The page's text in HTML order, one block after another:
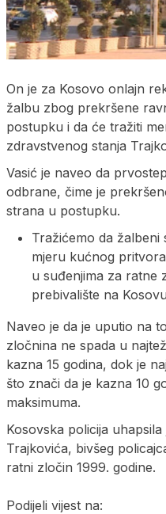
On je za Kosovo onlajn
žalbu zbog prekršene
postupku i da će tražiti
zdravstvenog stanja
Vasić je naveo da
odbrane, čime je
strana u postupku.
Tražićemo da
mjeru kućnog
u suđenjima za ratne
prebivalište na
Naveo je da je uputio na
zločnina ne spada u
kazna 15 godina, dok je
što znači da je kazna 10
maksimuma.
Kosovska policija
Trajkovića, bivšeg
ratni zločin 1999. godine.
Podijeli vijest na: